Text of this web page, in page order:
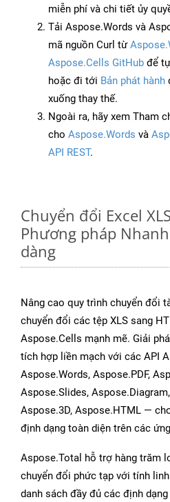
miễn phí và chi tiết ủy
Tải Aspose.Words và
mã nguồn Curl từ
Aspose.Cells GitHub để
hoặc đi tới Bản phát hành
xuống thay thế.
Ngoài ra, hãy xem Tham
cho Aspose.Words và
API REST.
Chuyển đổi Excel
Phương pháp
dàng
Nâng cao quy trình chuyển đổi
chuyển đổi các tệp XLS sang
Aspose.Cells mạnh mẽ. Giải
tích hợp liền mạch với các API
Aspose.Words, Aspose.PDF,
Aspose.Slides,
Aspose.3D, Aspose.HTML —
định dạng toàn diện trên các
Aspose.Total hỗ trợ hàng trăm
chuyển đổi phức tạp với tính
danh sách đầy đủ các định